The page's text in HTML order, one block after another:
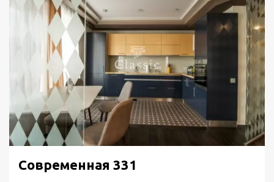
Современная 331